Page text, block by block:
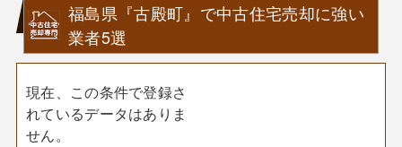
福島県『古殿町』で中古住宅売却に強い
業者5選
現在、この条件で登録さ
れているデータはありま
せん。